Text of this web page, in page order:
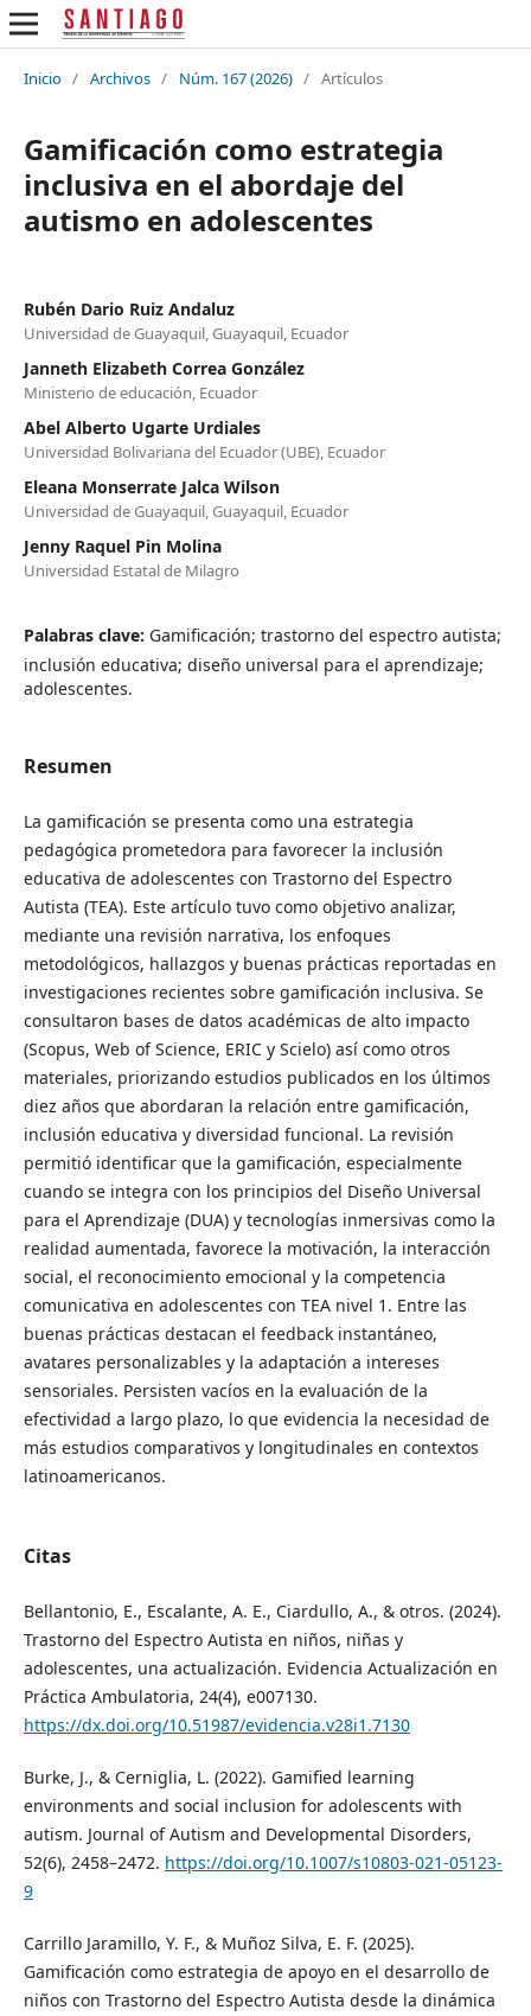
Inicio / Archivos / Núm. 167 (2026) / Artículos
Gamificación como estrategia
inclusiva en el abordaje del
autismo en adolescentes
Rubén Dario Ruiz Andaluz
Universidad de Guayaquil, Guayaquil, Ecuador
Janneth Elizabeth Correa González
Ministerio de educación, Ecuador
Abel Alberto Ugarte Urdiales
Universidad Bolivariana del Ecuador (UBE), Ecuador
Eleana Monserrate Jalca Wilson
Universidad de Guayaquil, Guayaquil, Ecuador
Jenny Raquel Pin Molina
Universidad Estatal de Milagro
Palabras clave: Gamificación; trastorno del espectro autista;
inclusión educativa; diseño universal para el aprendizaje;
adolescentes.
Resumen
La gamificación se presenta como una estrategia
pedagógica prometedora para favorecer la inclusión
educativa de adolescentes con Trastorno del Espectro
Autista (TEA). Este artículo tuvo como objetivo analizar,
mediante una revisión narrativa, los enfoques
metodológicos, hallazgos y buenas prácticas reportadas en
investigaciones recientes sobre gamificación inclusiva. Se
consultaron bases de datos académicas de alto impacto
(Scopus, Web of Science, ERIC y Scielo) así como otros
materiales, priorizando estudios publicados en los últimos
diez años que abordaran la relación entre gamificación,
inclusión educativa y diversidad funcional. La revisión
permitió identificar que la gamificación, especialmente
cuando se integra con los principios del Diseño Universal
para el Aprendizaje (DUA) y tecnologías inmersivas como la
realidad aumentada, favorece la motivación, la interacción
social, el reconocimiento emocional y la competencia
comunicativa en adolescentes con TEA nivel 1. Entre las
buenas prácticas destacan el feedback instantáneo,
avatares personalizables y la adaptación a intereses
sensoriales. Persisten vacíos en la evaluación de la
efectividad a largo plazo, lo que evidencia la necesidad de
más estudios comparativos y longitudinales en contextos
latinoamericanos.
Citas
Bellantonio, E., Escalante, A. E., Ciardullo, A., & otros. (2024).
Trastorno del Espectro Autista en niños, niñas y
adolescentes, una actualización. Evidencia Actualización en
Práctica Ambulatoria, 24(4), e007130.
https://dx.doi.org/10.51987/evidencia.v28i1.7130
Burke, J., & Cerniglia, L. (2022). Gamified learning
environments and social inclusion for adolescents with
autism. Journal of Autism and Developmental Disorders,
52(6), 2458–2472. https://doi.org/10.1007/s10803-021-05123-
9
Carrillo Jaramillo, Y. F., & Muñoz Silva, E. F. (2025).
Gamificación como estrategia de apoyo en el desarrollo de
niños con Trastorno del Espectro Autista desde la dinámica